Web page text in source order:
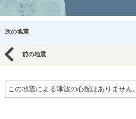
次の地震
前の地震
この地震による津波の心配はありません。